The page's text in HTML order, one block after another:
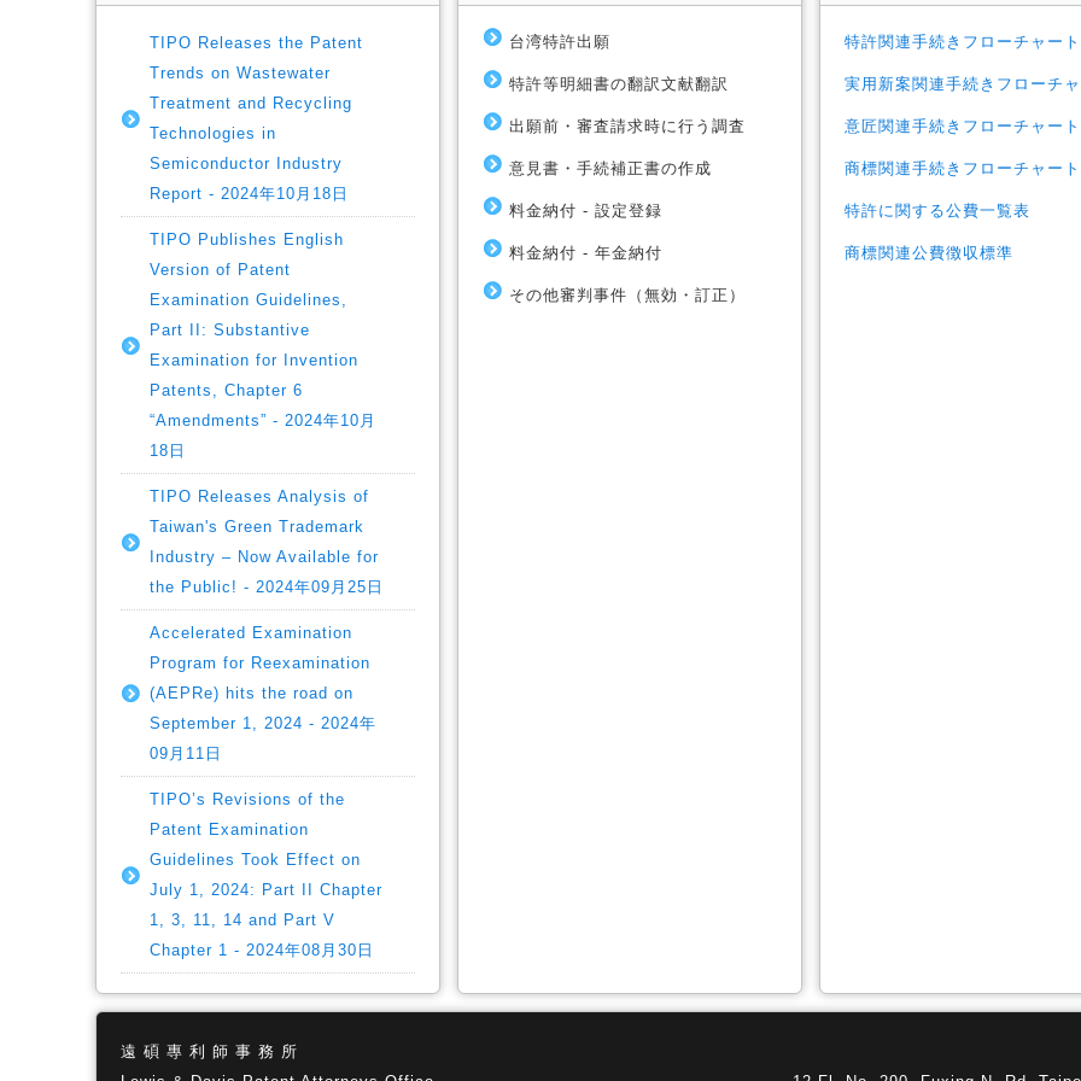
TIPO Releases the Patent
Trends on Wastewater
Treatment and Recycling
Technologies in
Semiconductor Industry
Report - 2024年10月18日
TIPO Publishes English
Version of Patent
Examination Guidelines,
Part II: Substantive
Examination for Invention
Patents, Chapter 6
“Amendments” - 2024年10月
18日
TIPO Releases Analysis of
Taiwan's Green Trademark
Industry – Now Available for
the Public! - 2024年09月25日
Accelerated Examination
Program for Reexamination
(AEPRe) hits the road on
September 1, 2024 - 2024年
09月11日
TIPO’s Revisions of the
Patent Examination
Guidelines Took Effect on
July 1, 2024: Part II Chapter
1, 3, 11, 14 and Part V
Chapter 1 - 2024年08月30日
台湾特許出願
特許等明細書の翻訳文献翻訳
出願前・審査請求時に行う調査
意見書・手続補正書の作成
料金納付 - 設定登録
料金納付 - 年金納付
その他審判事件（無効・訂正）
特許関連手続きフローチャート
実用新案関連手続きフローチ
意匠関連手続きフローチャート
商標関連手続きフローチャート
特許に関する公費一覧表
商標関連公費徴収標準
遠 碩 專 利 師 事 務 所